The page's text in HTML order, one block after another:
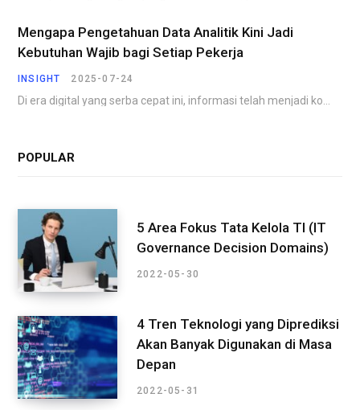
Mengapa Pengetahuan Data Analitik Kini Jadi
Kebutuhan Wajib bagi Setiap Pekerja
INSIGHT 2025-07-24
POPULAR
5 Area Fokus Tata Kelola TI (IT
Governance Decision Domains)
2022-05-30
4 Tren Teknologi yang Diprediksi
Akan Banyak Digunakan di Masa
Depan
2022-05-31